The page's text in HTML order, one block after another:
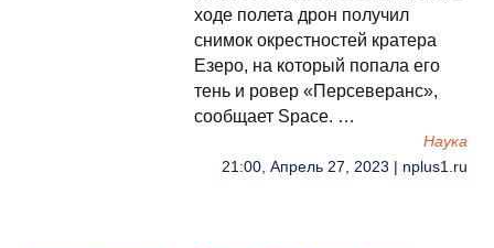
ходе полета дрон получил
снимок окрестностей кратера
Езеро, на который попала его
тень и ровер «Персеверанс»,
сообщает Space. …
Наука
21:00, Апрель 27, 2023 | nplus1.ru